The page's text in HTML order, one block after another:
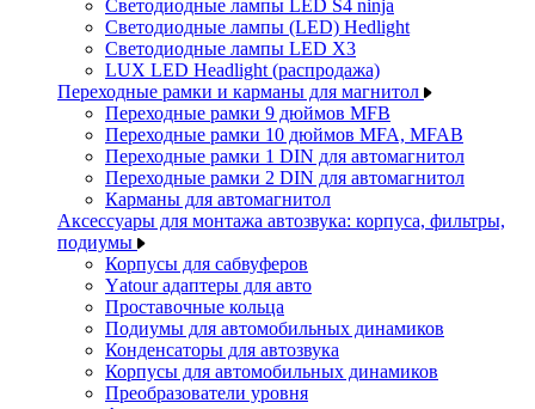
Светодиодные лампы LED S4 ninja
Светодиодные лампы (LED) Hedlight
Светодиодные лампы LED X3
LUX LED Headlight (распродажа)
Переходные рамки и карманы для магнитол
Переходные рамки 9 дюймов MFB
Переходные рамки 10 дюймов MFA, MFAB
Переходные рамки 1 DIN для автомагнитол
Переходные рамки 2 DIN для автомагнитол
Карманы для автомагнитол
Аксессуары для монтажа автозвука: корпуса, фильтры,
подиумы
Корпусы для сабвуферов
Yаtour адаптеры для авто
Проставочные кольца
Подиумы для автомобильных динамиков
Конденсаторы для автозвука
Корпусы для автомобильных динамиков
Преобразователи уровня